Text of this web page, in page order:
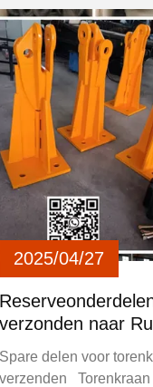
2025/04/27
verzonden naar
Spare delen voor
verzenden Torenkraan